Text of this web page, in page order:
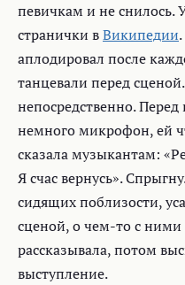
певичкам и не снилось.
странички вВикипедии
аплодировал после
танцевали перед
непосредственно.
немного микрофон, ей
сказала музыкантам:
Я счас вернусь».
сидящих поблизости,
сценой, о чем-то с ними
рассказывала, потом
выступление.